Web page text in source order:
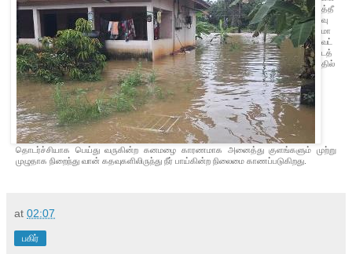
த்தீ
வு
மா
வட்
டத்
தில்
தொடர்ச்சியாக பெய்து வருகின்ற கனமழை காரணமாக அனைத்து குளங்களும் முற்று
முழுதாக நிறைந்து வான் கதவுகளிலிருந்து நீர் பாய்கின்ற நிலைமை காணப்படுகிறது.
at 02:07
பகிர்